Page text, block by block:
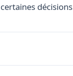
certaines